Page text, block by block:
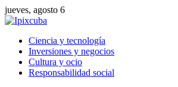
jueves, agosto 6
Ciencia y tecnología
Inversiones y negocios
Cultura y ocio
Responsabilidad social